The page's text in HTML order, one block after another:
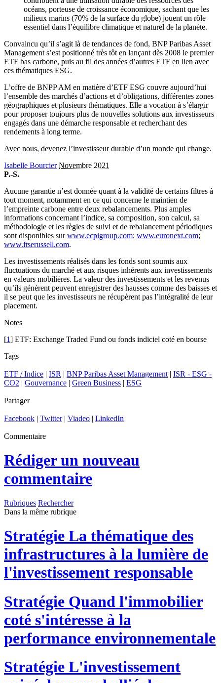
océans, porteuse de croissance économique, sachant que les
milieux marins (70% de la surface du globe) jouent un rôle
essentiel dans l’équilibre climatique et naturel de la planète.
Convaincu qu’il s’agit là de tendances de fond, BNP Paribas Asset
Management s’est positionné très tôt en lançant dès 2008 le premier
ETF bas carbone, puis au fil des années d’autres ETF en lien avec
ces thématiques ESG.
L’offre de BNPP AM en matière d’ETF ESG couvre aujourd’hui
l’ensemble des marchés d’actions et d’obligations, différentes zones
géographiques et plusieurs thématiques. Elle a vocation à s’élargir
pour proposer toujours plus de nouvelles solutions aux investisseurs
engagés dans une démarche responsable et recherchant des
rendements à long terme.
Avec nous, devenez l’investisseur durable d’un monde qui change.
Isabelle Bourcier Novembre 2021
P.-S.
Aucune garantie n’est donnée quant à la validité de certains filtres à
tout moment, notamment en ce qui concerne le maintien de
l’empreinte carbone entre deux rebalancements. Plus amples
informations concernant l’indice, sa composition, son calcul, sa
méthodologie et les règles de suivi et de rebalancement périodiques
sont disponibles surwww.ecpigroup.com; www.euronext.com;
www.ftserussell.com.
Les investissements réalisés dans les fonds sont soumis aux
fluctuations du marché et aux risques inhérents aux investissements
en valeurs mobilières. La valeur des investissements et les revenus
qu’ils génèrent peuvent enregistrer des hausses comme des baisses et
il se peut que les investisseurs ne récupèrent pas l’intégralité de leur
placement.
Notes
[1] ETF: Exchange Traded Fund ou fonds indiciel coté en bourse
Tags
ETF / Indice | ISR | BNP Paribas Asset Management | ISR - ESG -
CO2 | Gouvernance | Green Business | ESG
Partager
Facebook | Twitter| Viadeo | LinkedIn
Commentaire
Rédiger un nouveau
commentaire
Rubriques Rechercher
Dans la même rubrique
Stratégie La thématique des
infrastructures à la lumière de
l'investissement responsable
Stratégie Quand l'immobilier
coté s'intéresse à la
performance environnementale
Stratégie L'investissement